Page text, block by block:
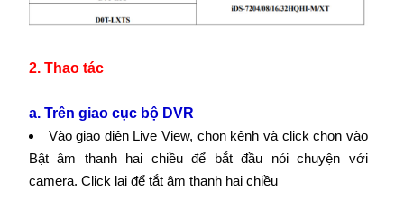
2. Thao tác
a. Trên giao cục bộ DVR
Vào giao diện Live View, chọn kênh và click chọn vào
Bật âm thanh hai chiều để bắt đầu nói chuyện với
camera. Click lại để tắt âm thanh hai chiều